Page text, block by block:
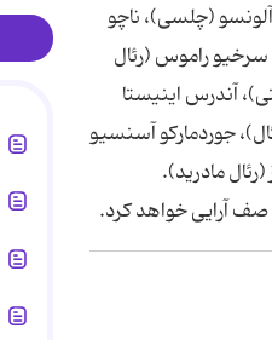
آلونسو (چلسی)، ناچو
سرخیو راموس (رئال
آندرس اینیستا
جوردمارکو آسنسیو
مادرید).